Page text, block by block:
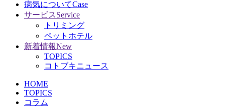
病気についてCase
サービスService
トリミング
ペットホテル
新着情報New
TOPICS
コトブキニュース
HOME
TOPICS
コラム